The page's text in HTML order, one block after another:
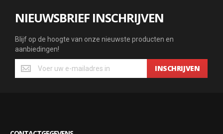
NIEUWSBRIEF INSCHRIJVEN
Blijf op de hoogte van onze nieuwste producten en
aanbiedingen!
INSCHRIJVEN